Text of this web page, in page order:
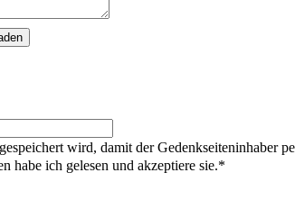
wird, damit der Gedenkseiteninhaber
habe ich gelesen und akzeptiere sie.